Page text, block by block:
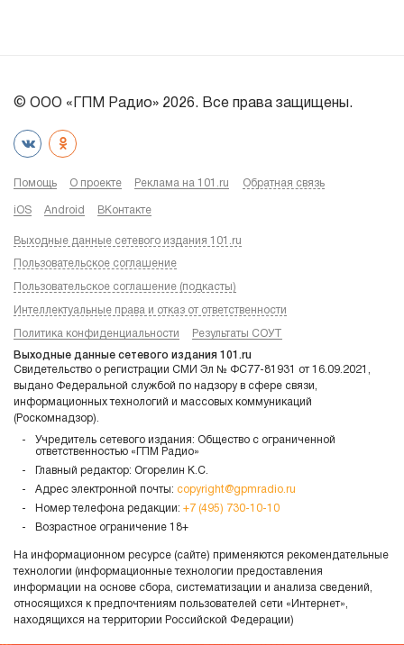
© ООО «ГПМ Радио» 2026. Все права защищены.
Помощь О проекте Реклама на 101.ru Обратная связь
iOS Android ВКонтакте
Выходные данные сетевого издания 101.ru
Пользовательское соглашение
Пользовательское соглашение (подкасты)
Интеллектуальные права и отказ от ответственности
Политика конфиденциальности Результаты СОУТ
Выходные данные сетевого издания 101.ru
Свидетельство о регистрации СМИ Эл № ФС77-81931 от 16.09.2021,
выдано Федеральной службой по надзору в сфере связи,
информационных технологий и массовых коммуникаций
(Роскомнадзор).
Учредитель сетевого издания: Общество с ограниченной
ответственностью «ГПМ Радио»
Главный редактор: Огорелин К.С.
Адрес электронной почты: copyright@gpmradio.ru
Номер телефона редакции: +7 (495) 730-10-10
Возрастное ограничение 18+
На информационном ресурсе (сайте) применяются рекомендательные
технологии (информационные технологии предоставления
информации на основе сбора, систематизации и анализа сведений,
относящихся к предпочтениям пользователей сети «Интернет»,
находящихся на территории Российской Федерации)